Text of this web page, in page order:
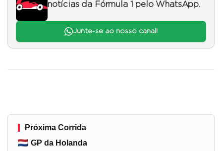
notícias da Fórmula 1 pelo WhatsApp.
Junte-se ao nosso canal!
Próxima Corrida
GP da Holanda